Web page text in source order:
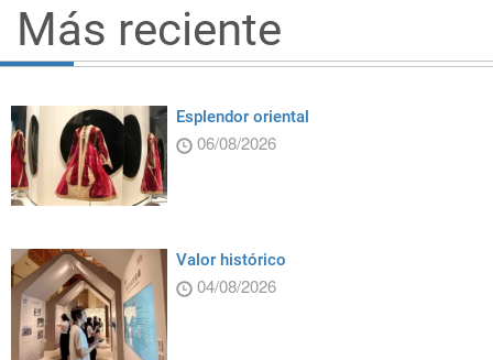
Más reciente
Esplendor oriental
06/08/2026
Valor histórico
04/08/2026